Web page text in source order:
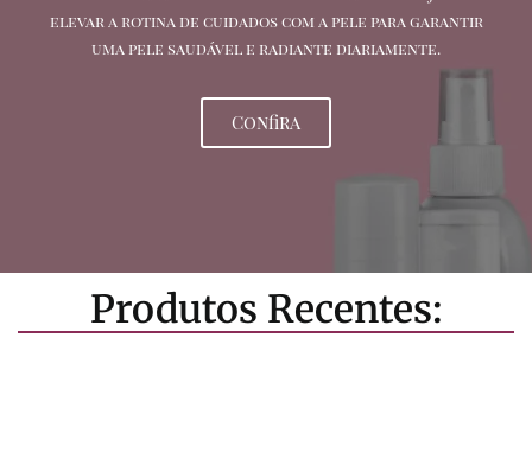
elevar a rotina de cuidados com a pele para garantir
uma pele saudável e radiante diariamente.
Confira
Produtos Recentes: